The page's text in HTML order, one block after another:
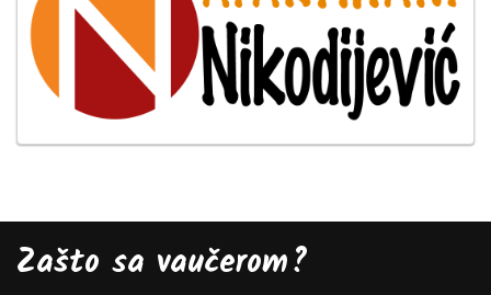
Zašto sa vaučerom?